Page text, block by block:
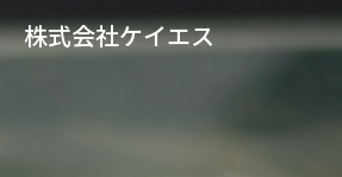
株式会社ケイエス